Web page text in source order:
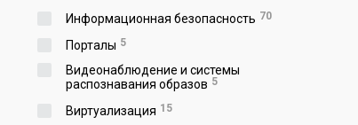
Информационная безопасность 70
Порталы 5
Видеонаблюдение и системы
распознавания образов 5
Виртуализация 15